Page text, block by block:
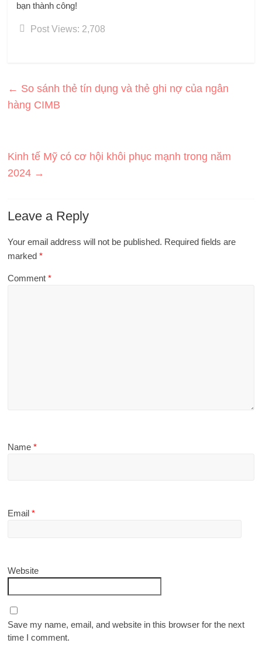
bạn thành công!
Post Views: 2,708
← So sánh thẻ tín dụng và thẻ ghi nợ của ngân
hàng CIMB
Kinh tế Mỹ có cơ hội khôi phục mạnh trong năm
2024 →
Leave a Reply
Your email address will not be published. Required fields are
marked*
Comment*
Name*
Email*
Website
Save my name, email, and website in this browser for the next
time I comment.